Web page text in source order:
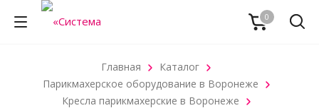
0
Главная
Каталог
Парикмахерское оборудование в Воронеже
Кресла парикмахерские в Воронеже